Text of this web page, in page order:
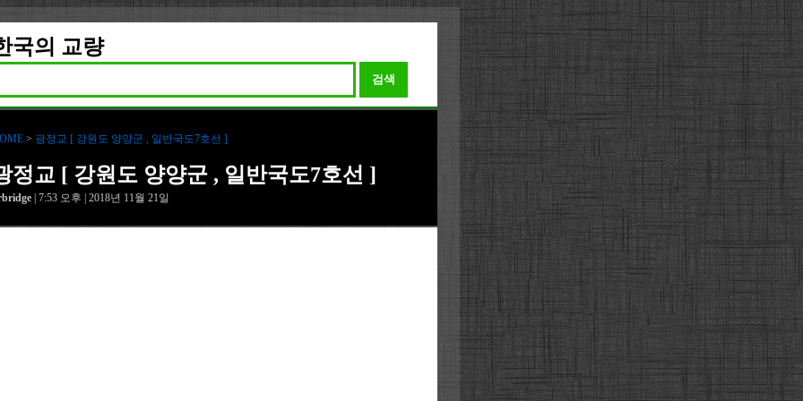
국의 교량
검색
> 광정교 [ 강원도 양양군 , 일반국도7호선 ]
정교 [ 강원도 양양군 , 일반국도7호선 ]
| 7:53 오후 | 2018년 11월 21일